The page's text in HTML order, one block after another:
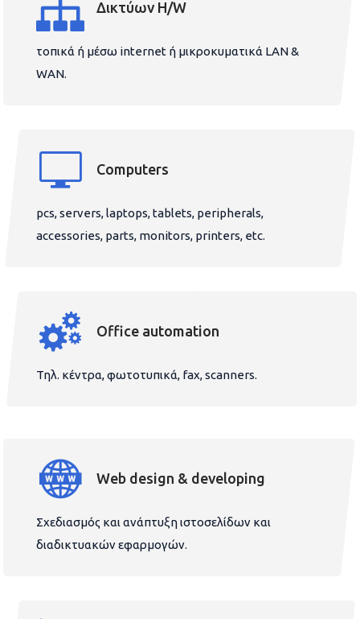
Δικτύων H/W
τοπικά ή μέσω internet ή μικροκυματικά LAN &
WAN.
Computers
pcs, servers, laptops, tablets, peripherals,
accessories, parts, monitors, printers, etc.
Office automation
Τηλ. κέντρα, φωτοτυπικά, fax, scanners.
Web design & developing
Σχεδιασμός και ανάπτυξη ιστοσελίδων και
διαδικτυακών εφαρμογών.